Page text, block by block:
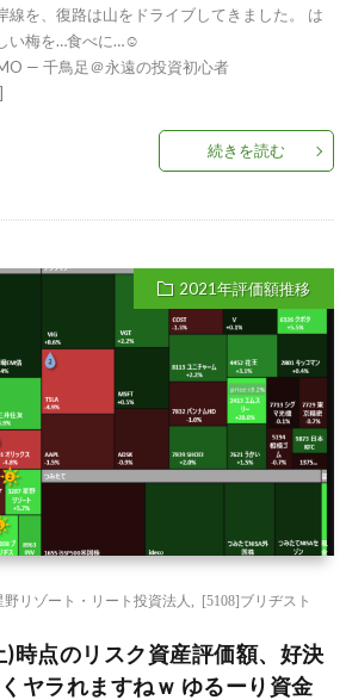
線を、復路は山をドライブしてきました。 は
い梅を…食べに…☺️
— 千鳥足＠永遠の投資初心者
続きを読む
2021年評価額推移
野リゾート・リート投資法人
[5108]ブリヂスト
時点のリスク資産評価額、好決
ヤラれますねｗ ゆるーり資金